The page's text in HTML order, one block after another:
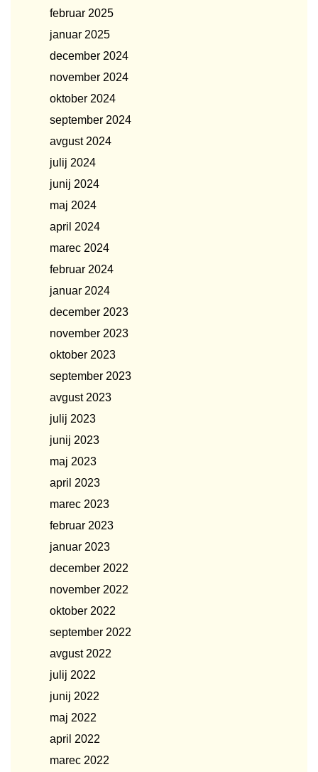
februar 2025
januar 2025
december 2024
november 2024
oktober 2024
september 2024
avgust 2024
julij 2024
junij 2024
maj 2024
april 2024
marec 2024
februar 2024
januar 2024
december 2023
november 2023
oktober 2023
september 2023
avgust 2023
julij 2023
junij 2023
maj 2023
april 2023
marec 2023
februar 2023
januar 2023
december 2022
november 2022
oktober 2022
september 2022
avgust 2022
julij 2022
junij 2022
maj 2022
april 2022
marec 2022